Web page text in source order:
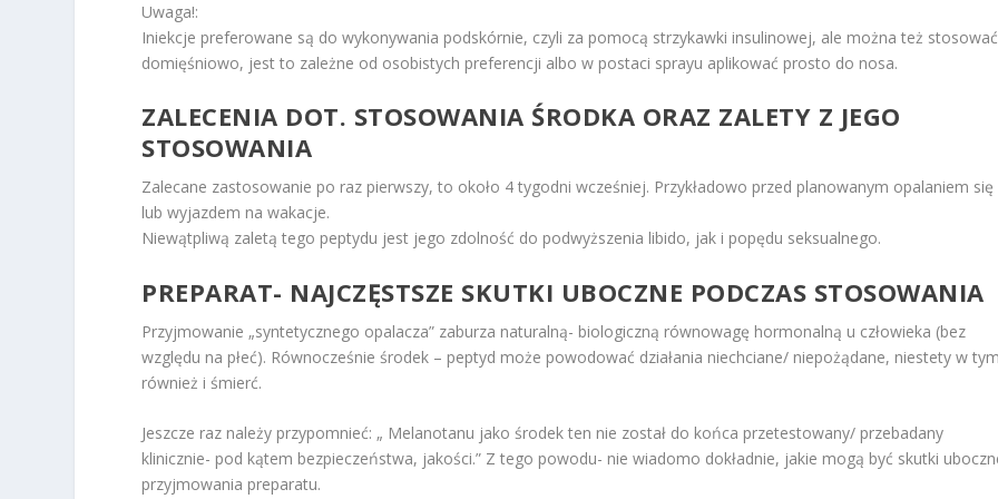
Uwaga!:
Iniekcje preferowane są do wykonywania podskórnie, czyli za pomocą strzykawki insulinowej, ale można też stosować
domięśniowo, jest to zależne od osobistych preferencji albo w postaci sprayu aplikować prosto do nosa.
ZALECENIA DOT. STOSOWANIA ŚRODKA ORAZ ZALETY Z JEGO
STOSOWANIA
Zalecane zastosowanie po raz pierwszy, to około 4 tygodni wcześniej. Przykładowo przed planowanym opalaniem się
lub wyjazdem na wakacje.
Niewątpliwą zaletą tego peptydu jest jego zdolność do podwyższenia libido, jak i popędu seksualnego.
PREPARAT- NAJCZĘSTSZE SKUTKI UBOCZNE PODCZAS STOSOWANIA
Przyjmowanie „syntetycznego opalacza” zaburza naturalną- biologiczną równowagę hormonalną u człowieka (bez
względu na płeć). Równocześnie środek – peptyd może powodować działania niechciane/ niepożądane, niestety w tym
również i śmierć.
Jeszcze raz należy przypomnieć: „ Melanotanu jako środek ten nie został do końca przetestowany/ przebadany
klinicznie- pod kątem bezpieczeństwa, jakości.” Z tego powodu- nie wiadomo dokładnie, jakie mogą być skutki
przyjmowania preparatu.